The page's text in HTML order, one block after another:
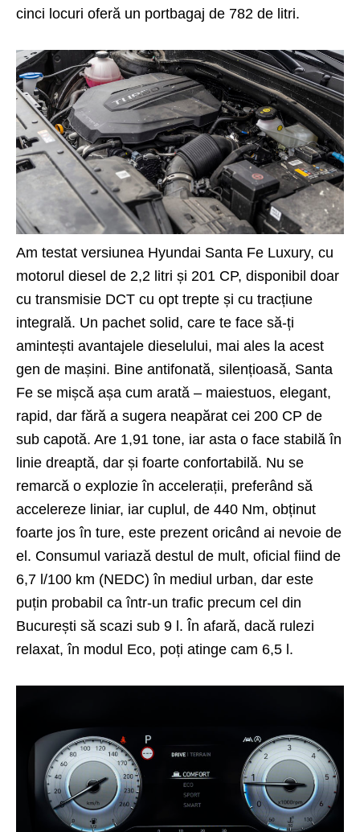
cinci locuri oferă un portbagaj de 782 de litri.
Am testat versiunea Hyundai Santa Fe Luxury, cu
motorul diesel de 2,2 litri și 201 CP, disponibil doar
cu transmisie DCT cu opt trepte și cu tracțiune
integrală. Un pachet solid, care te face să-ți
amintești avantajele dieselului, mai ales la acest
gen de mașini. Bine antifonată, silențioasă, Santa
Fe se mișcă așa cum arată – maiestuos, elegant,
rapid, dar fără a sugera neapărat cei 200 CP de
sub capotă. Are 1,91 tone, iar asta o face stabilă în
linie dreaptă, dar și foarte confortabilă. Nu se
remarcă o explozie în accelerații, preferând să
accelereze liniar, iar cuplul, de 440 Nm, obținut
foarte jos în ture, este prezent oricând ai nevoie de
el. Consumul variază destul de mult, oficial fiind de
6,7 l/100 km (NEDC) în mediul urban, dar este
puțin probabil ca într-un trafic precum cel din
București să scazi sub 9 l. În afară, dacă rulezi
relaxat, în modul Eco, poți atinge cam 6,5 l.